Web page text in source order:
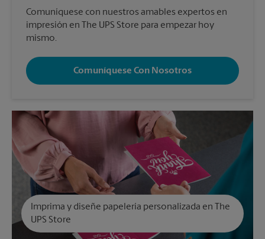
Comuníquese con nuestros amables expertos en
impresión en The UPS Store para empezar hoy
mismo.
Comuníquese Con Nosotros
Imprima y diseñe papelería personalizada en The
UPS Store